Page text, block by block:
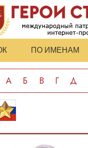
ПО ИМЕНАМ
А Б В Г Д